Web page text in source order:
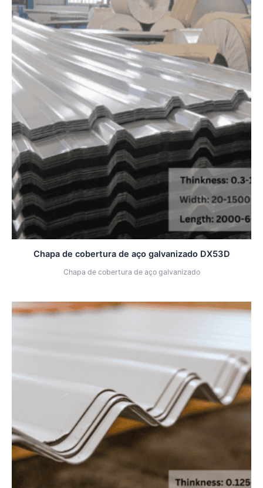
Chapa de cobertura de aço galvanizado DX53D
Chapa de cobertura de aço galvanizado